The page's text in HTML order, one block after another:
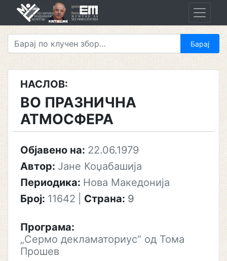
НАСЛОВ:
ВО ПРАЗНИЧНА
АТМОСФЕРА
Објавено на: 22.06.1979
Автор: Јане Коџабашија
Периодика: Нова Македонија
Број: 11642 Страна: 9
Програма:
„Сермо декламаториус“ од Тома
Прошев